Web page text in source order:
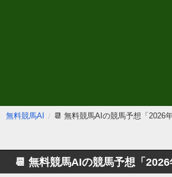
無料競馬AI 📆 無料競馬AIの競馬予想「2026
📆 無料競馬AIの競馬予想 「